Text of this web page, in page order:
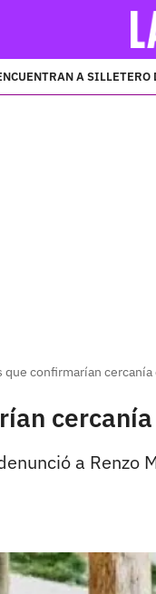
A SILLETERO
que confirmarían
a Renzo